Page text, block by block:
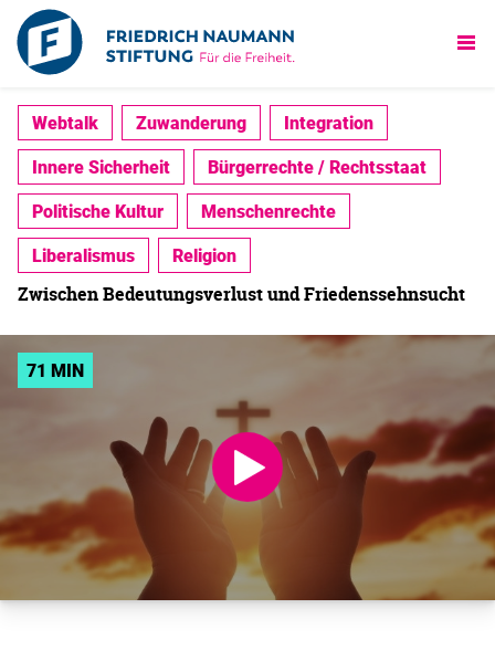
Webtalk Zuwanderung
Integration
Innere Sicherheit
Bürgerrechte / Rechtsstaat
Politische Kultur
Menschenrechte
Liberalismus
Religion
Zwischen Bedeutungsverlust und Friedenssehnsucht
71 MIN